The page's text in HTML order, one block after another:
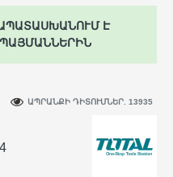
Է
ԱՊՐԱՆՔԻ ԴԻՏՈՒՄՆԵՐ. 13935